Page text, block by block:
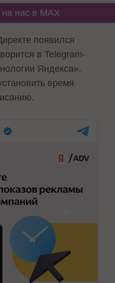
нас в MAX
появился
в Telegram-
Яндекса».
время